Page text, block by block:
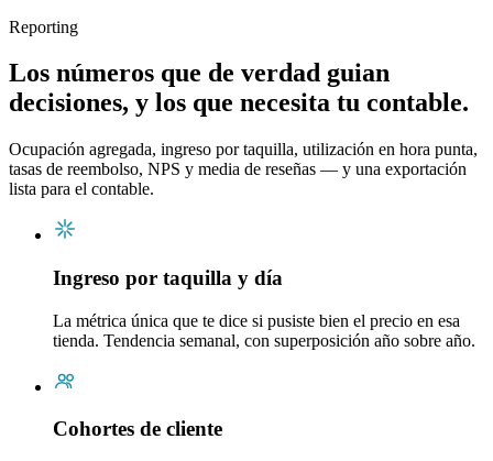
Reporting
Los números que de verdad guian
decisiones, y los que necesita tu contable.
Ocupación agregada, ingreso por taquilla, utilización en hora punta,
tasas de reembolso, NPS y media de reseñas — y una exportación
lista para el contable.
Ingreso por taquilla y día
La métrica única que te dice si pusiste bien el precio en esa
tienda. Tendencia semanal, con superposición año sobre año.
Cohortes de cliente